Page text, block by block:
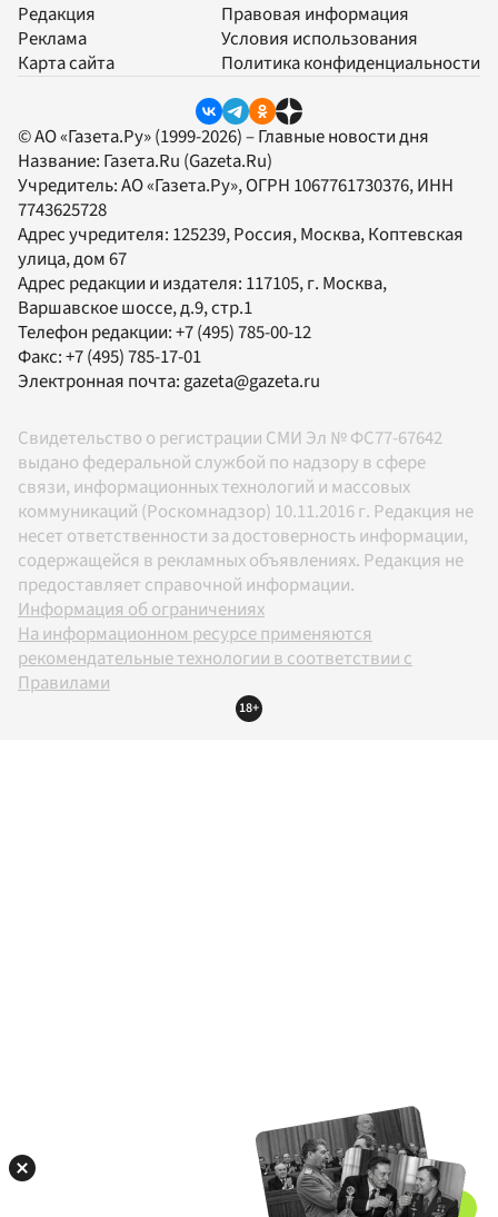
Редакция
Реклама
Карта сайта
Правовая информация
Условия использования
Политика конфиденциальности
© АО «Газета.Ру» (1999-2026) – Главные новости дня
Название: Газета.Ru (Gazeta.Ru)
Учредитель:АО «Газета.Ру», ОГРН 1067761730376, ИНН
7743625728
Адрес учредителя: 125239, Россия, Москва, Коптевская
улица, дом 67
Адрес редакции и издателя: 117105, г. Москва,
Варшавское шоссе, д.9, стр.1
Телефон редакции:+7 (495) 785-00-12
Факс:+7 (495) 785-17-01
Электронная почта:gazeta@gazeta.ru
Свидетельство о регистрации СМИ Эл № ФС77-67642
выдано федеральной службой по надзору в сфере
связи, информационных технологий и массовых
коммуникаций (Роскомнадзор) 10.11.2016 г. Редакция не
несет ответственности за достоверность информации,
содержащейся в рекламных объявлениях. Редакция не
предоставляет справочной информации.
Информация об ограничениях
На информационном ресурсе применяются
рекомендательные технологии в соответствии с
Правилами
18+